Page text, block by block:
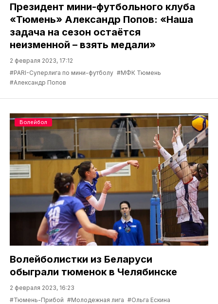
Президент мини-футбольного клуба
«Тюмень» Александр Попов: «Наша
задача на сезон остаётся
неизменной – взять медали»
2 февраля 2023, 17:12
#PARI-Суперлига по мини-футболу #МФК Тюмень
#Александр Попов
Волейболистки из Беларуси
обыграли тюменок в Челябинске
2 февраля 2023, 16:23
#Тюмень-Прибой #Молодежная лига #Ольга Ескина
Волейбол